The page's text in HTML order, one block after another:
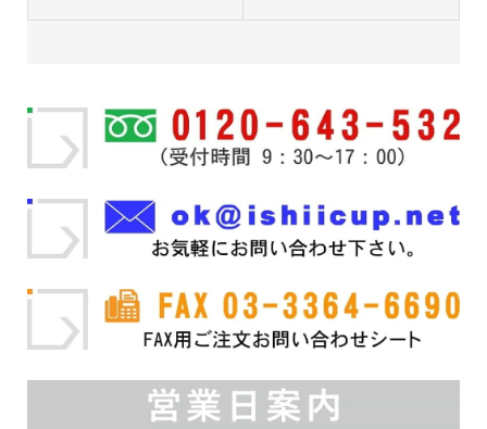
ン
ジ
ら
択
き
す
ン
か
選
ま
の
数
バ
エ
シ
ン
あ
ま
オ
シ
ン
の
の
リ
ョ
が
あ
す。
プ
シ
ン
は
商